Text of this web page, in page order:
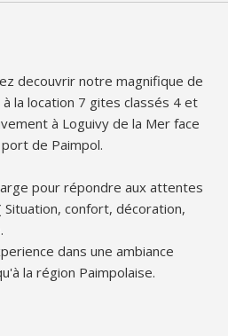
decouvrir notre magnifique de
la location 7 gites classés 4 et
à Loguivy de la Mer face
de Paimpol.
pour répondre aux attentes
confort, décoration,
dans une ambiance
la région Paimpolaise.